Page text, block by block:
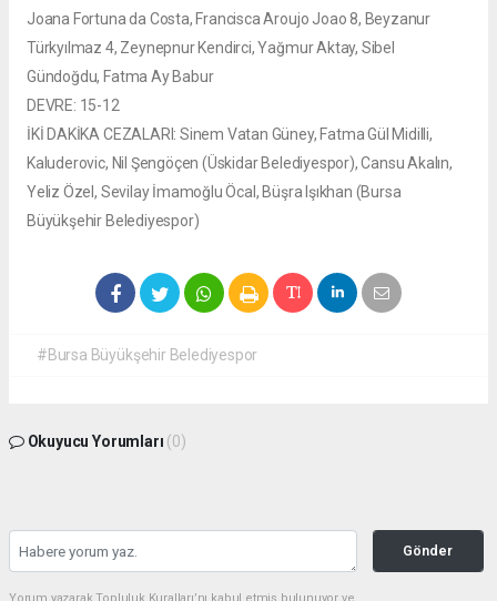
Joana Fortuna da Costa, Francisca Aroujo Joao 8, Beyzanur
Türkyılmaz 4, Zeynepnur Kendirci, Yağmur Aktay, Sibel
Gündoğdu, Fatma Ay Babur
DEVRE: 15-12
İKİ DAKİKA CEZALARI: Sinem Vatan Güney, Fatma Gül Midilli,
Kaluderovic, Nil Şengöçen (Üskidar Belediyespor), Cansu Akalın,
Yeliz Özel, Sevilay İmamoğlu Öcal, Büşra Işıkhan (Bursa
Büyükşehir Belediyespor)
#Bursa Büyükşehir Belediyespor
Okuyucu Yorumları (0)
Gönder
Yorum yazarak Topluluk Kuralları’nı kabul etmiş bulunuyor ve